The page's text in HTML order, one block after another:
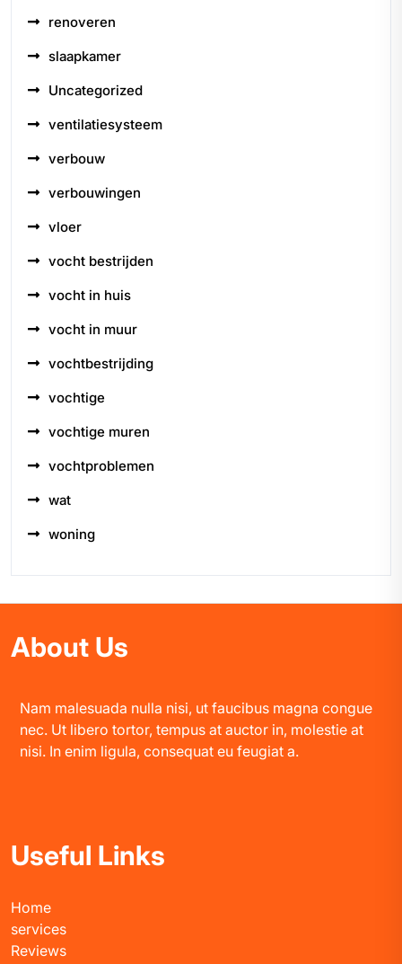
renoveren
slaapkamer
Uncategorized
ventilatiesysteem
verbouw
verbouwingen
vloer
vocht bestrijden
vocht in huis
vocht in muur
vochtbestrijding
vochtige
vochtige muren
vochtproblemen
wat
woning
About Us
Nam malesuada nulla nisi, ut faucibus magna congue
nec. Ut libero tortor, tempus at auctor in, molestie at
nisi. In enim ligula, consequat eu feugiat a.
Useful Links
Home
services
Reviews